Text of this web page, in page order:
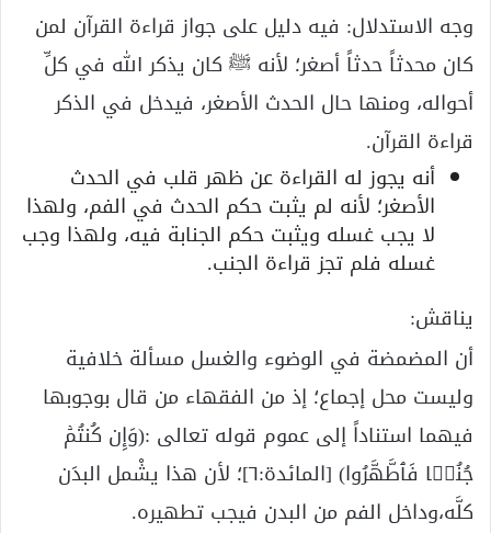
وجه الاستدلال: فيه دليل على جواز قراءة القرآن لمن
كان محدثاً حدثاً أصغر؛ لأنه ﷺ كان يذكر الله في كلِّ
أحواله، ومنها حال الحدث الأصغر، فيدخل في الذكر
قراءة القرآن.
أنه يجوز له القراءة عن ظهر قلب في الحدث
الأصغر؛ لأنه لم يثبت حكم الحدث في الفم، ولهذا
لا يجب غسله ويثبت حكم الجنابة فيه، ولهذا وجب
غسله فلم تجز قراءة الجنب.
يناقش:
أن المضمضة في الوضوء والغسل مسألة خلافية
وليست محل إجماع؛ إذ من الفقهاء من قال بوجوبها
فيهما استناداً إلى عموم قوله تعالى :(وَإِن كُنتُمۡ
جُنُبࣰا فَٱطَّهَّرُوا) [المائدة:٦]؛ لأن هذا يشْمل البدَن
كلَّه،وداخل الفم من البدن فيجب تطهيره.